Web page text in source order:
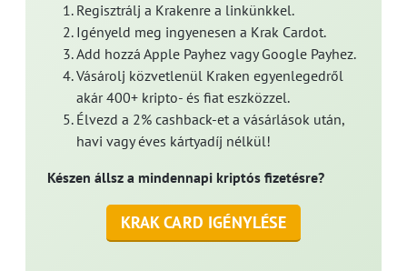
Regisztrálj a Krakenre a linkünkkel.
Igényeld meg ingyenesen a Krak Cardot.
Add hozzá Apple Payhez vagy Google Payhez.
Vásárolj közvetlenül Kraken egyenlegedről
akár 400+ kripto- és fiat eszközzel.
Élvezd a 2% cashback-et a vásárlások után,
havi vagy éves kártyadíj nélkül!
Készen állsz a mindennapi kriptós fizetésre?
KRAK CARD IGÉNYLÉSE